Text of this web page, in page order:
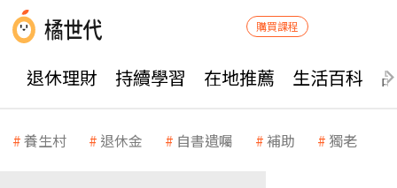
購買課程
退休理財 持續學習 在地推薦 生活百科
養生村 退休金 自書遺囑 補助 獨老